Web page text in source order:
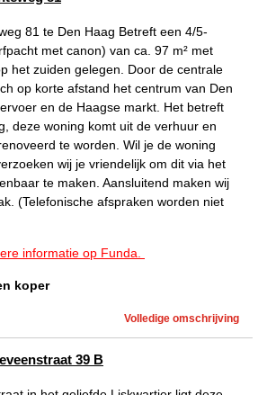
81 te Den Haag Betreft een 4/5-
met canon) van ca. 97 m² met
het zuiden gelegen. Door de centrale
op korte afstand het centrum van Den
en de Haagse markt. Het betreft
deze woning komt uit de verhuur en
te worden. Wil je de woning
wij je vriendelijk om dit via het
te maken. Aansluitend maken wij
(Telefonische afspraken worden niet
informatie op Funda.
koper
Volledige omschrijving
39 B